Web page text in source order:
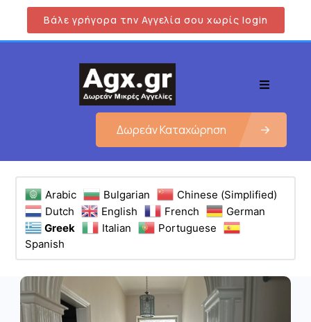
Βάλε γρήγορα την Αγγελία σου χωρίς login
Δωρεάν Καταχώρηση
Arabic Bulgarian
Chinese (Simplified)
Dutch
English French
German
Greek
Italian
Portuguese
Spanish